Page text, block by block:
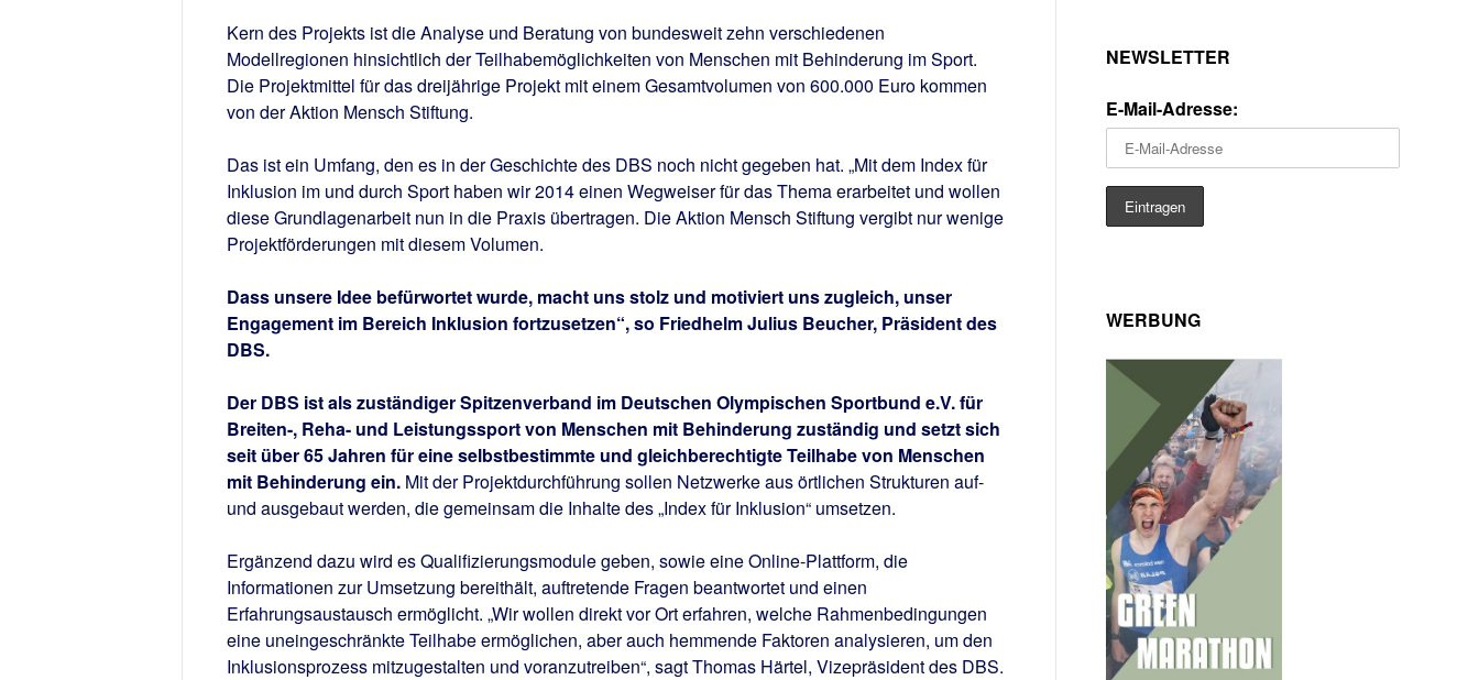
Kern des Projekts ist die Analyse und Beratung von bundesweit zehn verschiedenen
Modellregionen hinsichtlich der Teilhabemöglichkeiten von Menschen mit Behinderung im Sport.
Die Projektmittel für das dreijährige Projekt mit einem Gesamtvolumen von 600.000 Euro kommen
von der Aktion Mensch Stiftung.
Das ist ein Umfang, den es in der Geschichte des DBS noch nicht gegeben hat. „Mit dem Index für
Inklusion im und durch Sport haben wir 2014 einen Wegweiser für das Thema erarbeitet und wollen
diese Grundlagenarbeit nun in die Praxis übertragen. Die Aktion Mensch Stiftung vergibt nur wenige
Projektförderungen mit diesem Volumen.
Dass unsere Idee befürwortet wurde, macht uns stolz und motiviert uns zugleich, unser
Engagement im Bereich Inklusion fortzusetzen“, so Friedhelm Julius Beucher, Präsident des
DBS.
Der DBS ist als zuständiger Spitzenverband im Deutschen Olympischen Sportbund e.V. für
Breiten-, Reha- und Leistungssport von Menschen mit Behinderung zuständig und setzt sich
seit über 65 Jahren für eine selbstbestimmte und gleichberechtigte Teilhabe von Menschen
mit Behinderung ein. Mit der Projektdurchführung sollen Netzwerke aus örtlichen Strukturen auf-
und ausgebaut werden, die gemeinsam die Inhalte des „Index für Inklusion“ umsetzen.
Ergänzend dazu wird es Qualifizierungsmodule geben, sowie eine Online-Plattform, die
Informationen zur Umsetzung bereithält, auftretende Fragen beantwortet und einen
Erfahrungsaustausch ermöglicht. „Wir wollen direkt vor Ort erfahren, welche Rahmenbedingungen
eine uneingeschränkte Teilhabe ermöglichen, aber auch hemmende Faktoren analysieren, um den
Inklusionsprozess mitzugestalten und voranzutreiben“, sagt Thomas Härtel, Vizepräsident des DBS.
NEWSLETTER
E-Mail-Adresse:
WERBUNG